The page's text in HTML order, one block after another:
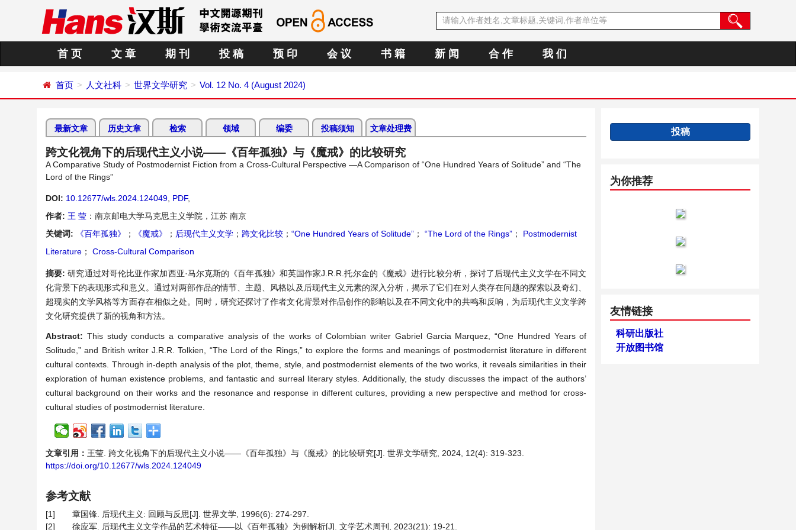
首 页 文 章 期 刊 投 稿 预 印 会 议 书 籍 新 闻 合 作 我 们
首页 人文社科 世界文学研究 Vol. 12 No. 4 (August 2024)
最新文章 历史文章 检索 领域 编委 投稿须知 文章处理费
跨文化视角下的后现代主义小说——《百年孤独》与《魔戒》的比较研究
A Comparative Study of Postmodernist Fiction from a Cross-Cultural Perspective —A Comparison of “One Hundred Years of Solitude” and “The
Lord of the Rings”
DOI: 10.12677/wls.2024.124049 PDF,
作者: 王 莹 ：南京邮电大学马克思主义学院，江苏 南京
关键词:
《百年孤独》 ； 《魔戒》 ； 后现代主义文学 ； 跨文化比较 ； “One Hundred Years of Solitude” ； “The Lord of the Rings” ；
Postmodernist
Literature ； Cross-Cultural Comparison
摘要:研究通过对哥伦比亚作家加西亚·马尔克斯的《百年孤独》和英国作家J.R.R.托尔金的《魔戒》进行比较分析，探讨了后现代主义文学在不同文
化背景下的表现形式和意义。通过对两部作品的情节、主题、风格以及后现代主义元素的深入分析，揭示了它们在对人类存在问题的探索以及奇幻、
超现实的文学风格等方面存在相似之处。同时，研究还探讨了作者文化背景对作品创作的影响以及在不同文化中的共鸣和反响，为后现代主义文学跨
文化研究提供了新的视角和方法。
Abstract: This study conducts a comparative analysis of the works of Colombian writer Gabriel Garcia Marquez, “One Hundred Years of
Solitude,” and British writer J.R.R. Tolkien, “The Lord of the Rings,” to explore the forms and meanings of postmodernist literature in different
cultural contexts. Through in-depth analysis of the plot, theme, style, and postmodernist elements of the two works, it reveals similarities in their
exploration of human existence problems, and fantastic and surreal literary styles. Additionally, the study discusses the impact of the authors’
cultural background on their works and the resonance and response in different cultures, providing a new perspective and method for cross-
cultural studies of postmodernist literature.
文章引用： 王莹. 跨文化视角下的后现代主义小说——《百年孤独》与《魔戒》的比较研究[J]. 世界文学研究, 2024, 12(4): 319-323.
https://doi.org/10.12677/wls.2024.124049
参考文献
[1]
章国锋. 后现代主义: 回顾与反思[J]. 世界文学, 1996(6): 274-297.
[2]
徐应军. 后现代主义文学作品的艺术特征——以《百年孤独》为例解析[J]. 文学艺术周刊, 2023(21): 19-21.
投稿
为你推荐
友情链接
科研出版社
开放图书馆